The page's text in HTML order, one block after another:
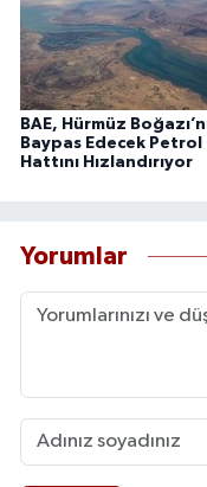
BAE, Hürmüz
Baypas Edecek Petrol
Hattını Hızlandırıyor
Yorumlar